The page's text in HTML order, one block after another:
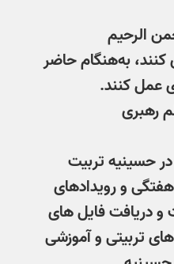
الرحیم
کنند، به‌هنگام حاضر
عمل کنند.
رهبری
حسینیه تربیت
و رویدادهای
دریافت فایل های
تربیتی و آموزشی